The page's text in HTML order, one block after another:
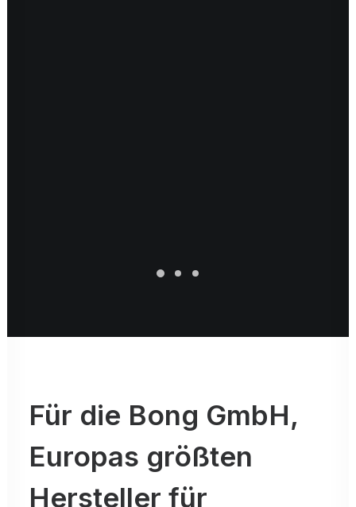
Für die Bong GmbH,
Europas größten
Hersteller für